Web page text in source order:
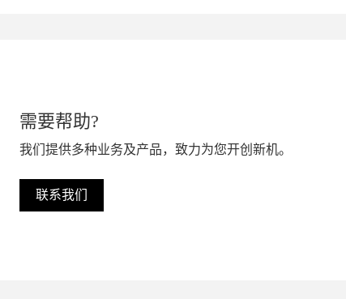
需要帮助?
我们提供多种业务及产品，致力为您开创新机。
联系我们